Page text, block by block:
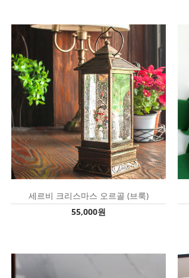
세르비 크리스마스 오르골 (브룩)
55,000원